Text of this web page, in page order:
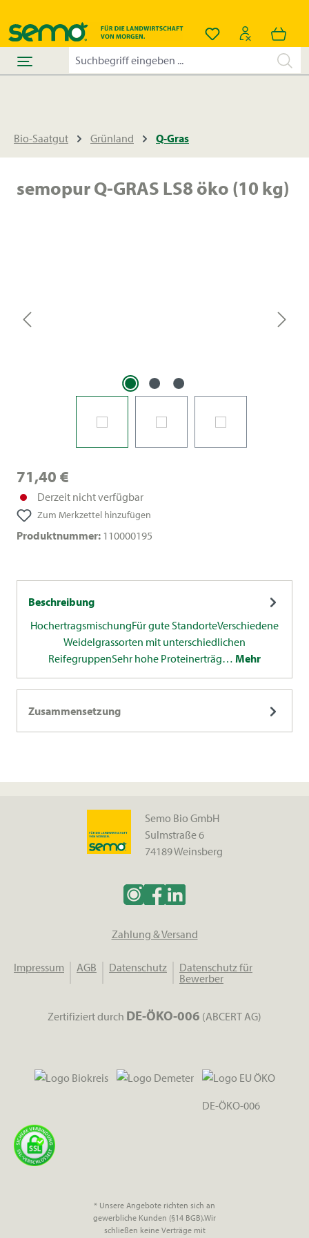
Du hast 0
Bio-Saatgut Grünland Q-Gras
semopur Q-GRAS LS8 öko (10 kg)
71,40 €
Derzeit nicht verfügbar
Zum Merkzettel hinzufügen
Produktnummer: 110000195
Beschreibung
HochertragsmischungFür gute StandorteVerschiedene
Weidelgrassorten mit unterschiedlichen
ReifegruppenSehr hohe Proteinerträg… Mehr
Zusammensetzung
Semo Bio GmbH
Sulmstraße 6
74189 Weinsberg
Zahlung & Versand
Impressum AGB Datenschutz
Datenschutz für
Bewerber
Zertifiziert durch DE-ÖKO-006 (ABCERT AG)
DE-ÖKO-006
* Unsere Angebote richten sich an
gewerbliche Kunden (§14 BGB).Wir
schließen keine Verträge mit